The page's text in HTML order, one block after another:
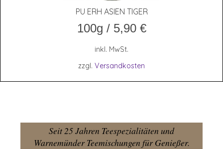
PU ERH ASI­EN TIGER
100g / 5,90 €
inkl. MwSt.
zzgl. Versandkosten
Seit 25 Jahren Teespezialitäten und
Warnemünder Teemischungen für Genießer.